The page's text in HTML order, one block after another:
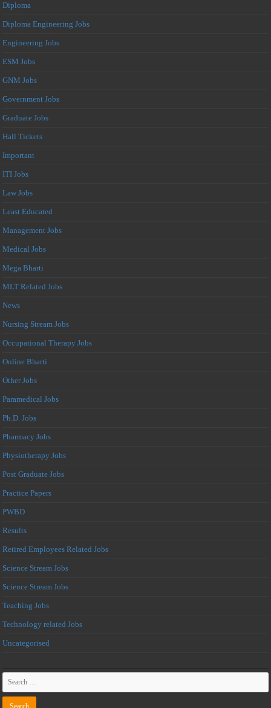
Diploma
Diploma Engineering Jobs
Engineering Jobs
ESM Jobs
GNM Jobs
Government Jobs
Graduate Jobs
Hall Tickets
Important
ITI Jobs
Law Jobs
Least Educated
Management Jobs
Medical Jobs
Mega Bharti
MLT Related Jobs
News
Nursing Stream Jobs
Occupational Therapy Jobs
Online Bharti
Other Jobs
Paramedical Jobs
Ph.D. Jobs
Pharmacy Jobs
Physiotherapy Jobs
Post Graduate Jobs
Practice Papers
PWBD
Results
Retired Employees Related Jobs
Science Stream Jobs
Science Stream Jobs
Teaching Jobs
Technology related Jobs
Uncategorised